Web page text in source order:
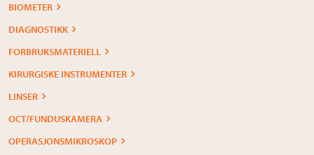
BIOMETER
DIAGNOSTIKK
FORBRUKSMATERIELL
KIRURGISKE INSTRUMENTER
LINSER
OCT/FUNDUSKAMERA
OPERASJONSMIKROSKOP